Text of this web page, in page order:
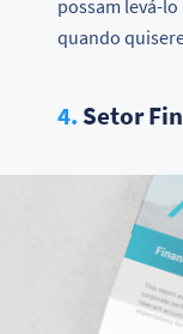
possam levá-lo
quando
4. Setor